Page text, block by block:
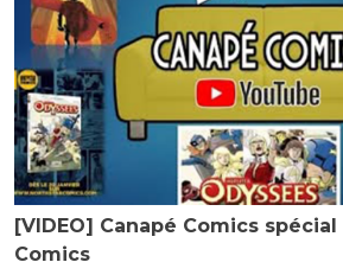
[VIDEO] Canapé Comics
Comics